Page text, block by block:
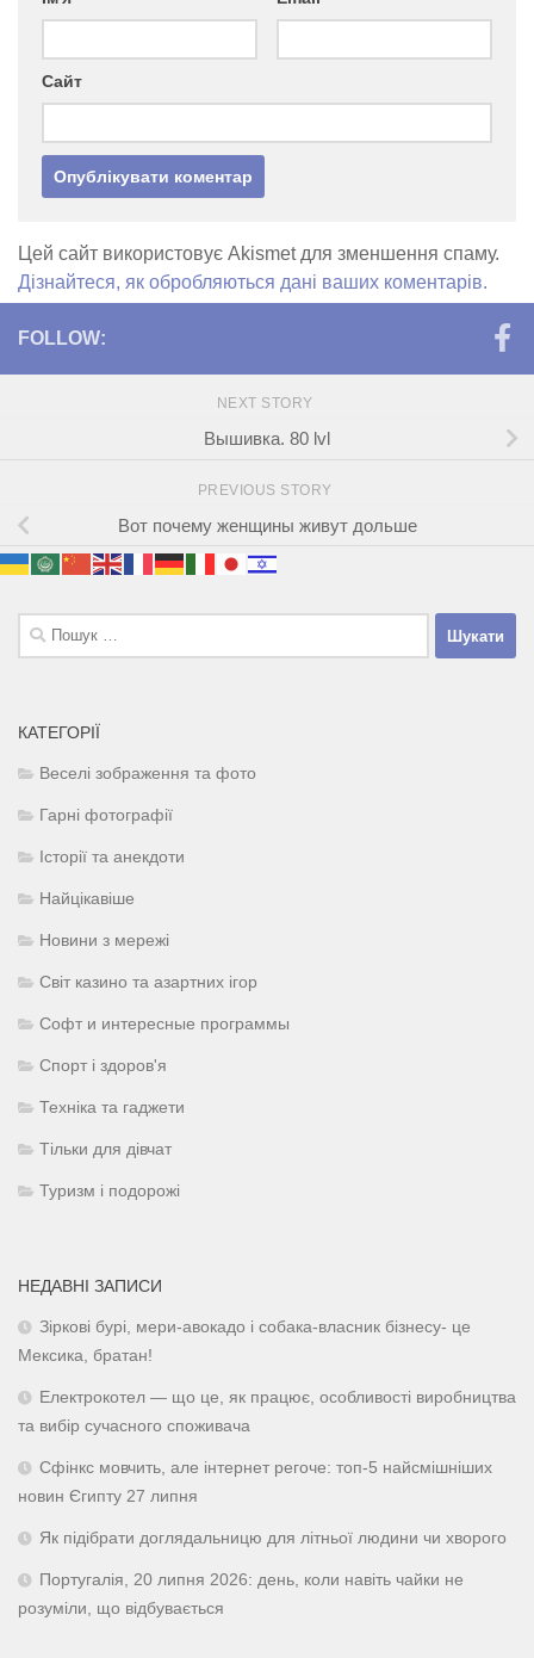
Сайт
Цей сайт використовує Akismet для зменшення спаму.
Дізнайтеся, як обробляються дані ваших коментарів.
FOLLOW:
NEXT STORY
Вышивка. 80 lvl
PREVIOUS STORY
Вот почему женщины живут дольше
Пошук:
КАТЕГОРІЇ
Веселі зображення та фото
Гарні фотографії
Історії та анекдоти
Найцікавіше
Новини з мережі
Світ казино та азартних ігор
Софт и интересные программы
Спорт і здоров'я
Техніка та гаджети
Тільки для дівчат
Туризм і подорожі
НЕДАВНІ ЗАПИСИ
Зіркові бурі, мери-авокадо і собака-власник бізнесу- це
Мексика, братан!
Електрокотел — що це, як працює, особливості виробництва
та вибір сучасного споживача
Сфінкс мовчить, але інтернет регоче: топ-5 найсмішніших
новин Єгипту 27 липня
Як підібрати доглядальницю для літньої людини чи хворого
Португалія, 20 липня 2026: день, коли навіть чайки не
розуміли, що відбувається